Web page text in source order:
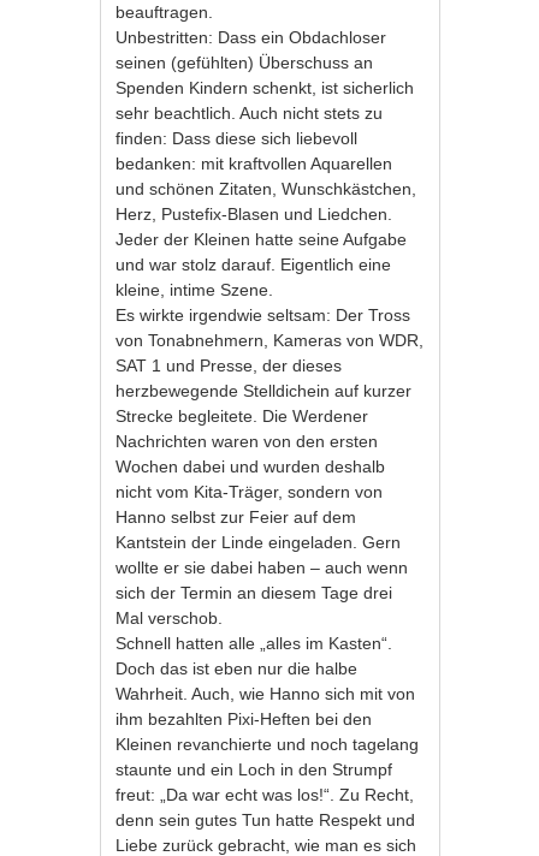
beauftragen.
Unbestritten: Dass ein Obdachloser
seinen (gefühlten) Überschuss an
Spenden Kindern schenkt, ist sicherlich
sehr beachtlich. Auch nicht stets zu
finden: Dass diese sich liebevoll
bedanken: mit kraftvollen Aquarellen
und schönen Zitaten, Wunschkästchen,
Herz, Pustefix-Blasen und Liedchen.
Jeder der Kleinen hatte seine Aufgabe
und war stolz darauf. Eigentlich eine
kleine, intime Szene.
Es wirkte irgendwie seltsam: Der Tross
von Tonabnehmern, Kameras von WDR,
SAT 1 und Presse, der dieses
herzbewegende Stelldichein auf kurzer
Strecke begleitete. Die Werdener
Nachrichten waren von den ersten
Wochen dabei und wurden deshalb
nicht vom Kita-Träger, sondern von
Hanno selbst zur Feier auf dem
Kantstein der Linde eingeladen. Gern
wollte er sie dabei haben – auch wenn
sich der Termin an diesem Tage drei
Mal verschob.
Schnell hatten alle „alles im Kasten“.
Doch das ist eben nur die halbe
Wahrheit. Auch, wie Hanno sich mit von
ihm bezahlten Pixi-Heften bei den
Kleinen revanchierte und noch tagelang
staunte und ein Loch in den Strumpf
freut: „Da war echt was los!“. Zu Recht,
denn sein gutes Tun hatte Respekt und
Liebe zurück gebracht, wie man es sich